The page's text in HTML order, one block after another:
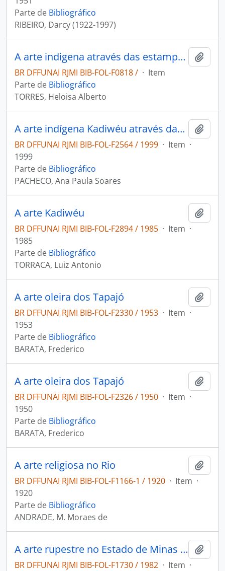
Parte de Bibliográfico
RIBEIRO, Darcy (1922-1997)
A arte indigena através das estampas da viagem filosófica realizada pelo sábio naturalista Dr. Alexandre Rodrigues Ferreira: convite para a conferência
BR DFFUNAI RJMI BIB-FOL-F0818 / · Item
Parte de Bibliográfico
TORRES, Heloisa Alberto
A arte indígena Kadiwéu através das coleções etnográficas
BR DFFUNAI RJMI BIB-FOL-F2564 / 1999 · Item ·
1999
Parte de Bibliográfico
PACHECO, Ana Paula Soares
A arte Kadiwéu
BR DFFUNAI RJMI BIB-FOL-F2894 / 1985 · Item ·
1985
Parte de Bibliográfico
TORRACA, Luiz Antonio
A arte oleira dos Tapajó
BR DFFUNAI RJMI BIB-FOL-F2330 / 1953 · Item ·
1953
Parte de Bibliográfico
BARATA, Frederico
A arte oleira dos Tapajó
BR DFFUNAI RJMI BIB-FOL-F2326 / 1950 · Item ·
1950
Parte de Bibliográfico
BARATA, Frederico
A arte religiosa no Rio
BR DFFUNAI RJMI BIB-FOL-F1166-1 / 1920 · Item ·
1920
Parte de Bibliográfico
ANDRADE, M. Moraes de
A arte rupestre no Estado de Minas Gerais
BR DFFUNAI RJMI BIB-FOL-F1730 / 1982 · Item ·